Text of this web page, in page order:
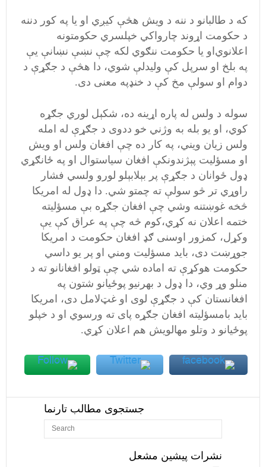
که د طالبانو د ننه د ویش هڅې کیږي او یا په کور دننه
د حکومت اړوند چارواکي خپلسري حکومتونه
اعلانوي‌او یا حکومت ننګوي لکه چې نښې نښانې یې
په بلخ او سرپل کې ولیدلې شوي،‌ دا هڅې د جګړې د
دوام او سولې مخ کې د خنډ‌په معنی دی.
سوله د ولس له پاره اړینه ده،‌ شکېل لوري جګړه
کوي،‌ او یو بله به وژني خو ددوی د جګړې له امله
ولس زیان ویني، په کار ده چې افغان ولس او ویش
او مسؤلیت پېژندونکې افغان سیاستوال او په ځانګړي‌
ډول ځوانان د جګړې پر بېلابېلو لورو ولسي فشار
راوړي تر څو سولې‌ ته چمتو شي. دا ډول له امریکا
څخه غوښتنه وشي چې افغان جګړه بې مسؤلیته
ختمه اعلان نه کړي‌،‌کوم څه چې په عراق کې يې
وکړل،‌ کمزور اوسنی ګډ افغان حکومت د امریکا
جوړښت دی،‌ باید مسؤلیت ومني او پر یو داسي
حکومت هوکړې ته اماده شي چې ټولو افغانانو ته د
منلو وړ وي،‌ دا ډول د بهرنیو پوځیانو شتون په
افغانستان کې د جګړې لوی او غټ‌لامل دی، امریکا
باید بامسؤلیته افغان جګړه پای ته ورسوي او د خپلو
پوځیانو د وتلو مهالویش هم اعلان کړي.
جستجوی مطالب تارنما
نشرات پیشین مشعل